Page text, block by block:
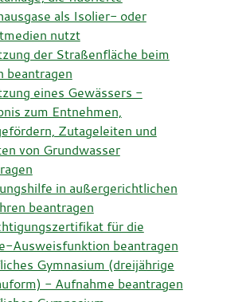
als Isolier- oder
nutzt
der Straßenfläche beim
beantragen
eines Gewässers -
zum Entnehmen,
Zutageleiten und
von Grundwasser
in außergerichtlichen
beantragen
für die
Ausweisfunktion beantragen
Gymnasium (dreijährige
- Aufnahme beantragen